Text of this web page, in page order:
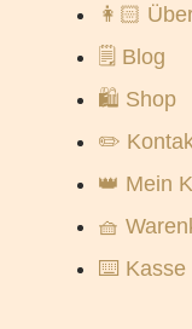
👩🏻
🗒️ Blog
🛍️ Shop
✏️
👑 Mein
🧺
⌨️ Kasse